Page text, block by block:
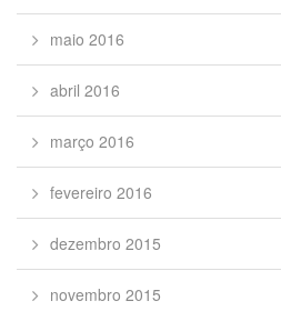
maio 2016
abril 2016
março 2016
fevereiro 2016
dezembro 2015
novembro 2015